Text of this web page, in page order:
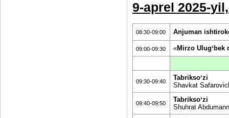
9-aprel 2025-
08:30-09:00 Anjuman
09:00-09:30 «Mirzo
09:30-09:40
Tabriksoʻzi
Shavkat
09:40-09:50
Tabriksoʻzi
Shuhrat